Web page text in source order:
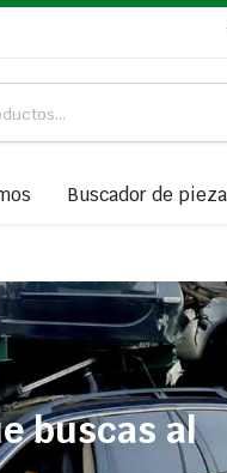
Buscador de
buscas al